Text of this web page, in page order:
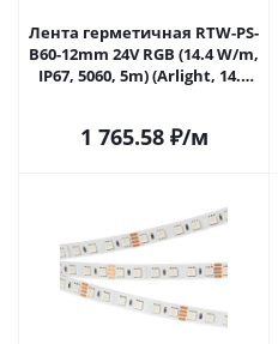
Лента герметичная RTW-PS-
B60-12mm 24V RGB (14.4 W/m,
IP67, 5060, 5m) (Arlight, 14.4
1 765.58₽/м